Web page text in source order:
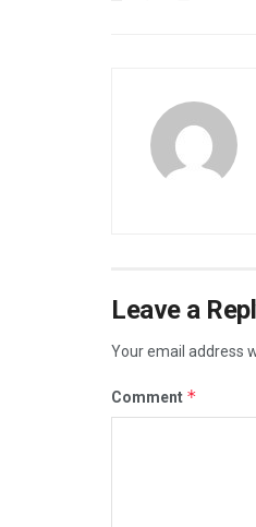
Leave a
Your email address
Comment *